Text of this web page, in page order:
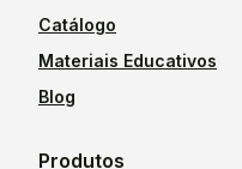
Catálogo
Materiais Educativos
Blog
Produtos